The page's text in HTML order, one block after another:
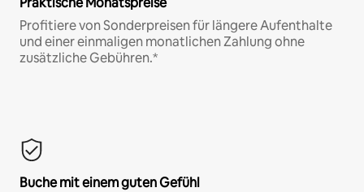
Profitiere von Sonderpreisen für längere Aufenthalte
und einer einmaligen monatlichen Zahlung ohne
zusätzliche Gebühren.*
Buche mit einem guten Gefühl